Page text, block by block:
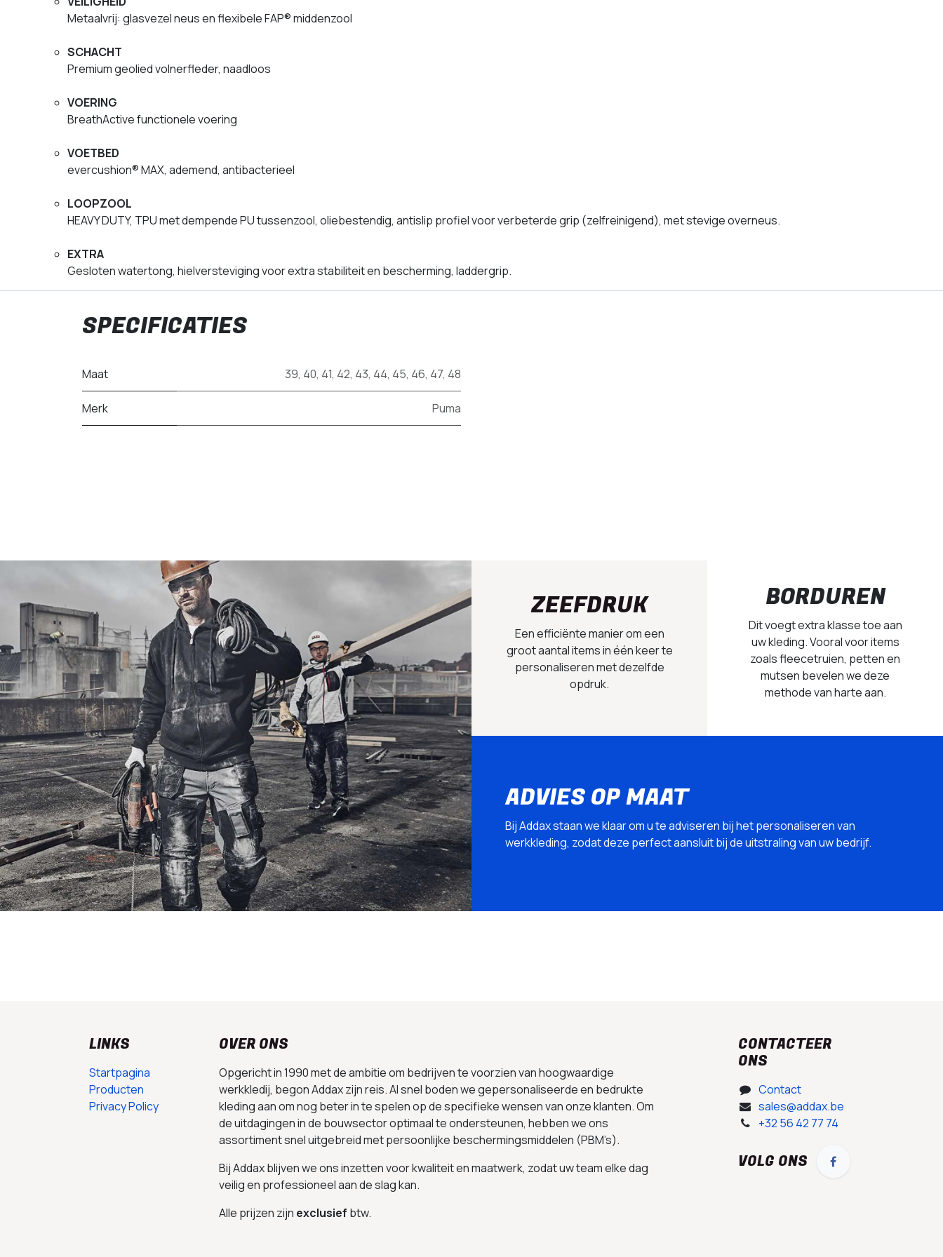
Metaalvrij: glasvezel neus en flexibele FAP® middenzool
SCHACHT
Premium geolied volnerfleder, naadloos
VOERING
BreathActive functionele voering
VOETBED
evercushion® MAX, ademend, antibacterieel
LOOPZOOL
HEAVY DUTY, TPU met dempende PU tussenzool, oliebestendig, antislip profiel voor verbeterde grip (zelfreinigend), met stevige overneus.
EXTRA
Gesloten watertong, hielversteviging voor extra stabiliteit en bescherming, laddergrip.
SPECIFICATIES
Maat 39, 40, 41, 42, 43, 44, 45, 46, 47, 48
Merk Puma
ZEEFDRUK
Een efficiënte manier om een
groot aantal items in één keer te
personaliseren met dezelfde
opdruk.
BORDUREN
Dit voegt extra klasse toe aan
uw kleding. Vooral voor items
zoals fleecetruien, petten en
mutsen bevelen we deze
methode van harte aan.
ADVIES OP MAAT
Bij Addax staan we klaar om u te adviseren bij het personaliseren van
werkkleding, zodat deze perfect aansluit bij de uitstraling van uw bedrijf.
LINKS
Startpagina
Producten
Privacy Policy
OVER ONS
Opgericht in 1990 met de ambitie om bedrijven te voorzien van hoogwaardige
werkkledij, begon Addax zijn reis. Al snel boden we gepersonaliseerde en bedrukte
kleding aan om nog beter in te spelen op de specifieke wensen van onze klanten. Om
de uitdagingen in de bouwsector optimaal te ondersteunen, hebben we ons
assortiment snel uitgebreid met persoonlijke beschermingsmiddelen (PBM’s).
Bij Addax blijven we ons inzetten voor kwaliteit en maatwerk, zodat uw team elke dag
veilig en professioneel aan de slag kan.
Alle prijzen zijn exclusief btw.
CONTACTEER
ONS
Contact
sales@addax.be
+32 56 42 77 74
VOLG ONS